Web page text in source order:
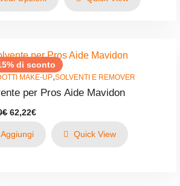
di sconto
MAKE-UP,SOLVENTI E REMOVER
per Pros Aide Mavidon
€ Il
originale
era:
62,22€Il
attuale
Aggiungi Quick View